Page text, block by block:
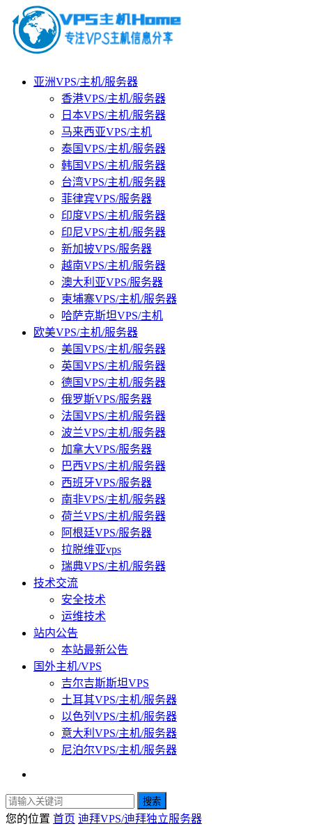
亚洲VPS/主机/服务器
香港VPS/主机/服务器
日本VPS/主机/服务器
马来西亚VPS/主机
泰国VPS/主机/服务器
韩国VPS/主机/服务器
台湾VPS/主机/服务器
菲律宾VPS/服务器
印度VPS/主机/服务器
印尼VPS/主机/服务器
新加披VPS/服务器
越南VPS/主机/服务器
澳大利亚VPS/服务器
柬埔寨VPS/主机/服务器
哈萨克斯坦VPS/主机
欧美VPS/主机/服务器
美国VPS/主机/服务器
英国VPS/主机/服务器
德国VPS/主机/服务器
俄罗斯VPS/服务器
法国VPS/主机/服务器
波兰VPS/主机/服务器
加拿大VPS/服务器
巴西VPS/主机/服务器
西班牙VPS/服务器
南非VPS/主机/服务器
荷兰VPS/主机/服务器
阿根廷VPS/服务器
拉脱维亚vps
瑞典VPS/主机/服务器
技术交流
安全技术
运维技术
站内公告
本站最新公告
国外主机/VPS
吉尔吉斯斯坦VPS
土耳其VPS/主机/服务器
以色列VPS/主机/服务器
意大利VPS/主机/服务器
尼泊尔VPS/主机/服务器
搜索
您的位置 首页 迪拜VPS/迪拜独立服务器